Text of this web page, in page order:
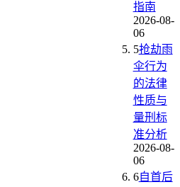
指南
2026-08-
06
5抢劫雨
伞行为
的法律
性质与
量刑标
准分析
2026-08-
06
6自首后